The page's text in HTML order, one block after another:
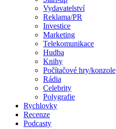
Vydavatelství
Reklama/PR
Investice
Marketing
Telekomunikace
Hudba
Knihy
Počítačové hry/konzole
Rádia
Celebrity
Polygrafie
Rychlovky
Recenze
Podcasty